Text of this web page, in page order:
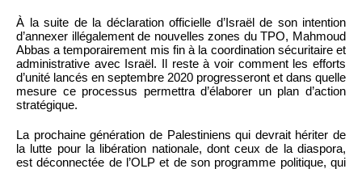
À la suite de la déclaration officielle d’Israël de son intention
d’annexer illégalement de nouvelles zones du TPO, Mahmoud
Abbas a temporairement mis fin à la coordination sécuritaire et
administrative avec Israël. Il reste à voir comment les efforts
d’unité lancés en septembre 2020 progresseront et dans quelle
mesure ce processus permettra d’élaborer un plan d’action
stratégique.
La prochaine génération de Palestiniens qui devrait hériter de
la lutte pour la libération nationale, dont ceux de la diaspora,
est déconnectée de l’OLP et de son programme politique, qui